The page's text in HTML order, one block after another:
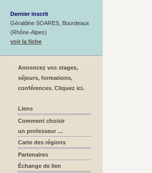
Dernier inscrit
Géraldine SOARES, Bourdeaux
(Rhône-Alpes)
voir la fiche
Annoncez vos stages,
séjours, formations,
conférences. Cliquez ici.
Liens
Comment choisir
un professeur …
Carte des régions
Partenaires
Échange de lien